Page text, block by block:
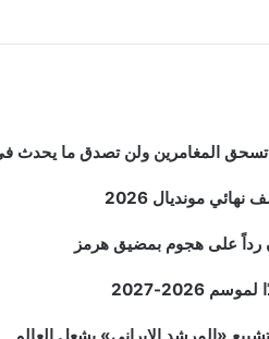
مونديال 2026
رداً على هجوم بمضيق هرمز
2027